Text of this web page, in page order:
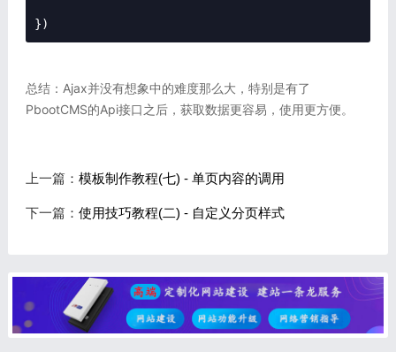
})
总结：Ajax并没有想象中的难度那么大，特别是有了
PbootCMS的Api接口之后，获取数据更容易，使用更方便。
上一篇： 模板制作教程(七) - 单页内容的调用
下一篇： 使用技巧教程(二) - 自定义分页样式